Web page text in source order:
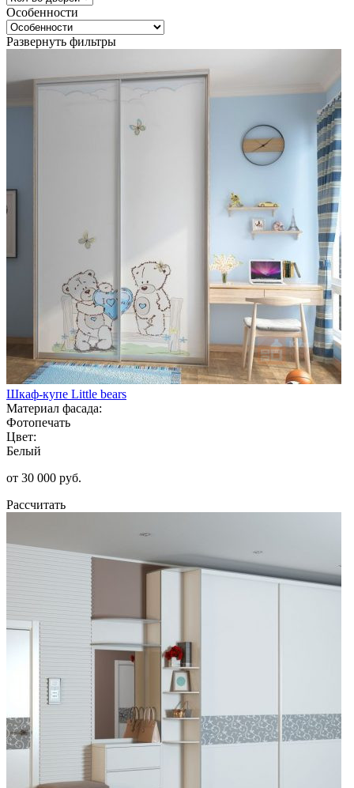
Особенности
Развернуть фильтры
Шкаф-купе Little bears
Материал фасада:
Фотопечать
Цвет:
Белый
от 30 000 руб.
Рассчитать